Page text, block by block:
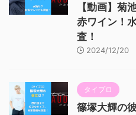
【動画】菊
赤ワイン！
査！
2024/12/20
タイプロ
篠塚大輝の